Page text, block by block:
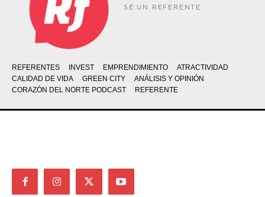
SÉ UN REFERENTE
REFERENTES INVEST EMPRENDIMIENTO
ATRACTIVIDAD
CALIDAD DE VIDA
GREEN CITY
ANÁLISIS Y OPINIÓN
CORAZÓN DEL NORTE PODCAST
REFERENTE